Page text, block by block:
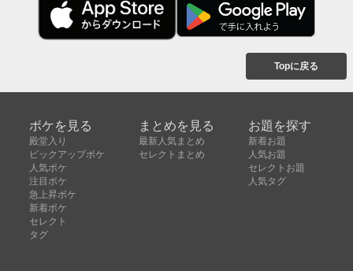
Topに戻る
ボケを見る
殿堂入り
ピックアップボケ
人気ボケ
注目ボケ
急上昇ボケ
新着ボケ
セレクト
タグ
まとめを見る
最新人気まとめ
セレクトまとめ
お題を探す
新着お題
人気お題
セレクトお題
人気タグ